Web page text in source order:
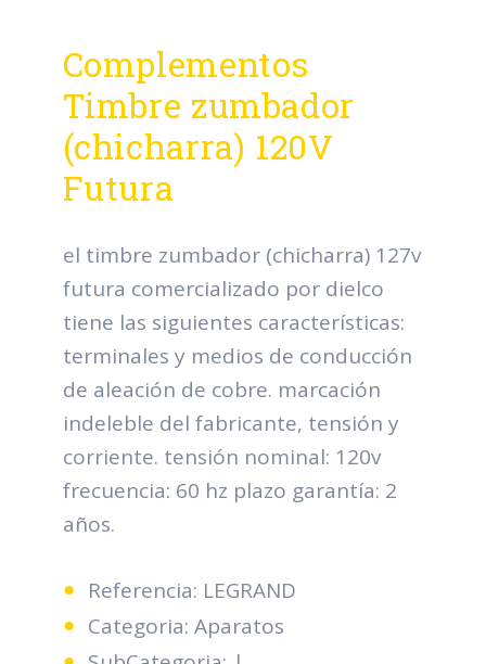
Complementos
Timbre zumbador
(chicharra) 120V
Futura
el timbre zumbador (chicharra) 127v
futura comercializado por dielco
tiene las siguientes características:
terminales y medios de conducción
de aleación de cobre. marcación
indeleble del fabricante, tensión y
corriente. tensión nominal: 120v
frecuencia: 60 hz plazo garantía: 2
años.
Referencia: LEGRAND
Categoria: Aparatos